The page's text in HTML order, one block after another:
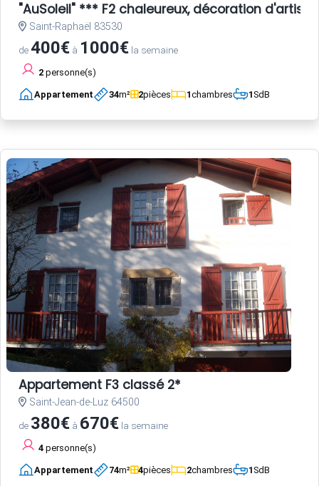
"AuSoleil" *** F2 chaleureux, décoration
Saint-Raphaël 83530
de400€ à 1000€ la semaine
2 personne(s)
Appartement 34m² 2pièces 1chambres 1SdB
Appartement F3 classé 2*
Saint-Jean-de-Luz 64500
de 380€ à 670€ la semaine
4 personne(s)
Appartement 74m² 4pièces 2chambres 1SdB